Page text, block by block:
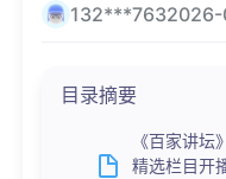
132***7632026-
目录摘要
《百家讲坛
精选栏目开